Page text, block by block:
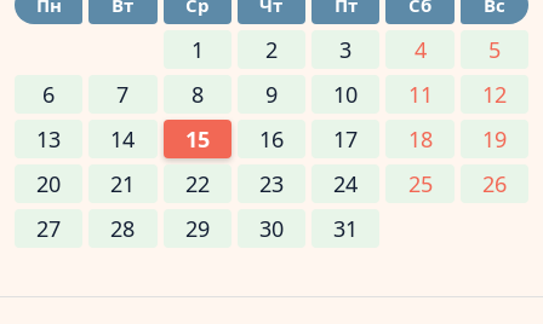
Пн Вт Ср Чт Пт Сб Вс
1 2 3 4
5
6
7 8 9 10 11
12
13
14 15 16 17 18
19
20
21 22 23 24 25
26
27
28 29 30 31